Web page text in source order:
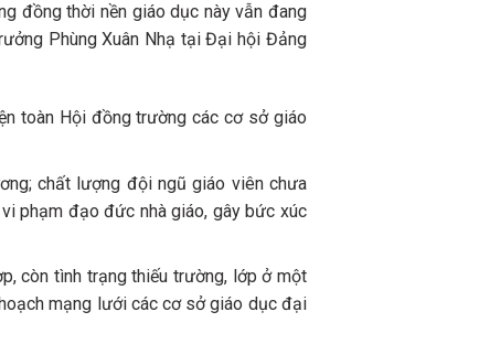
đồng thời nền giáo dục này vẫn đang
Phùng Xuân Nhạ tại Đại hội Đảng
toàn Hội đồng trường các cơ sở giáo
chất lượng đội ngũ giáo viên chưa
phạm đạo đức nhà giáo, gây bức xúc
còn tình trạng thiếu trường, lớp ở một
mạng lưới các cơ sở giáo dục đại